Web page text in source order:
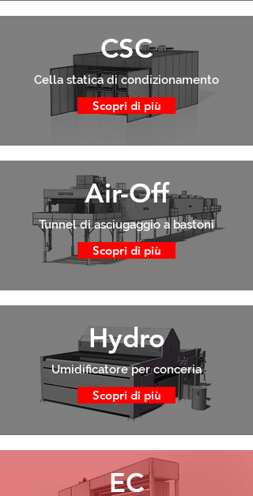
CSC
Cella statica di condizionamento
Scopri di più
Air-Off
Tunnel di asciugaggio a bastoni
Scopri di più
Hydro
Umidificatore per conceria
Scopri di più
EC